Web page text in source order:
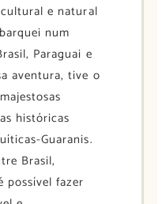
e natural
num
Paraguai e
aventura, tive o
históricas
Guaranis.
Brasil,
possível fazer